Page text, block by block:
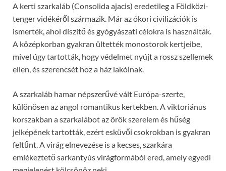
A kerti szarkaláb (Consolida ajacis) eredetileg a Földközi-
tenger vidékéről származik. Már az ókori civilizációk is
ismerték, ahol díszítő és gyógyászati célokra is használták.
A középkorban gyakran ültették monostorok kertjeibe,
mivel úgy tartották, hogy védelmet nyújt a rossz szellemek
ellen, és szerencsét hoz a ház lakóinak.
A szarkaláb hamar népszerűvé vált Európa-szerte,
különösen az angol romantikus kertekben. A viktoriánus
korszakban a szarkalábot az örök szerelem és hűség
jelképének tartották, ezért esküvői csokrokban is gyakran
feltűnt. A virág elnevezése is a kecses, szarkára
emlékeztető sarkantyús virágformából ered, amely egyedi